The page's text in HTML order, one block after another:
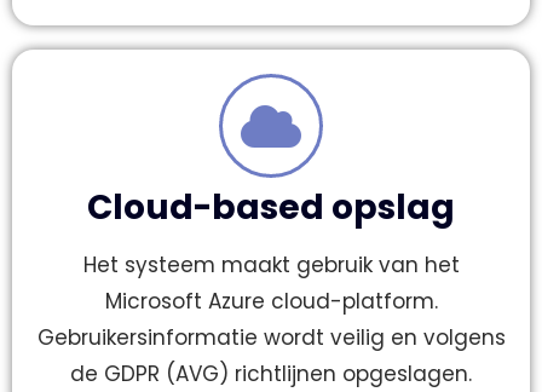
Cloud-based opslag
Het systeem maakt gebruik van het
Microsoft Azure cloud-platform.
Gebruikersinformatie wordt veilig en volgens
de GDPR (AVG) richtlijnen opgeslagen.